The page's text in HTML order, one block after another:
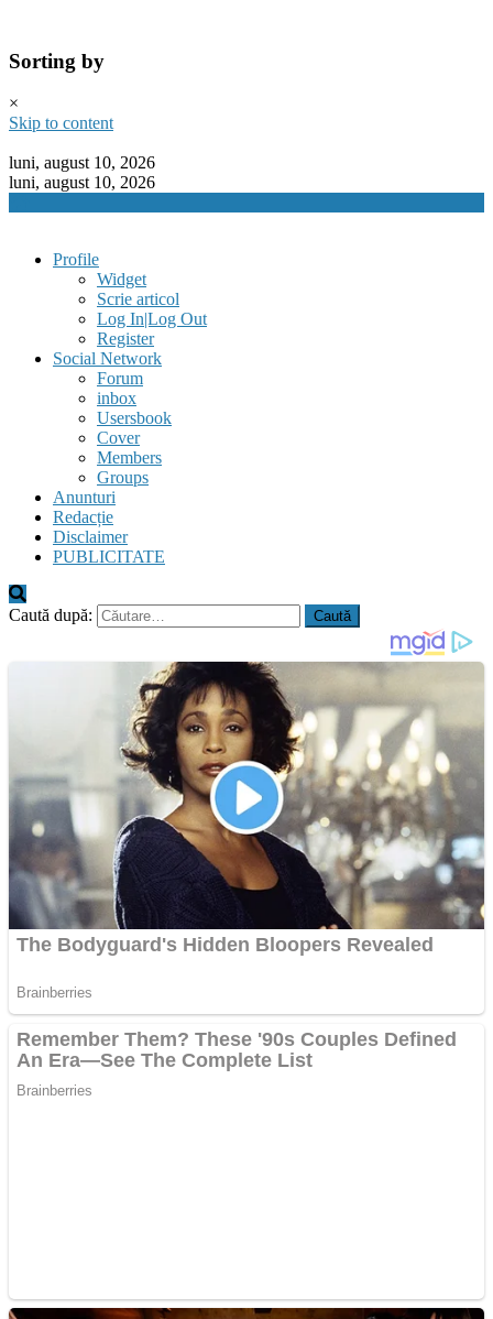
Sorting by
×
Skip to content
luni, august 10, 2026
luni, august 10, 2026
Profile
Widget
Scrie articol
Log In|Log Out
Register
Social Network
Forum
inbox
Usersbook
Cover
Members
Groups
Anunturi
Redacție
Disclaimer
PUBLICITATE
Caută după: